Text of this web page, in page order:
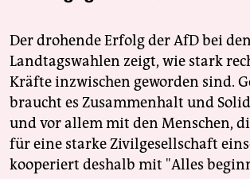
Der drohende Erfolg der AfD bei
Landtagswahlen zeigt, wie stark
Kräfte inzwischen geworden sind.
braucht es Zusammenhalt und
und vor allem mit den Menschen,
für eine starke Zivilgesellschaft
kooperiert deshalb mit "Alles